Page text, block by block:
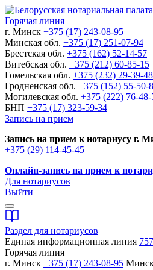
Горячая линия
г. Минск +375 (17) 243-08-95
Минская обл. +375 (17) 251-07-94
Брестская обл. +375 (162) 52-14-57
Витебская обл. +375 (212) 60-85-15
Гомельская обл. +375 (232) 29-39-48
Гродненская обл. +375 (152) 55-50-
Могилевская обл. +375 (222) 76-48-
БНП +375 (17) 323-59-34
Запись на прием
Запись на прием к нотариусу г.
+375 (29) 114-45-45
Онлайн-запись на прием к
Для нотариусов
Выйти
Раздел для нотариусов
Единая информационная линия
Горячая линия
г. Минск +375 (17) 243-08-95